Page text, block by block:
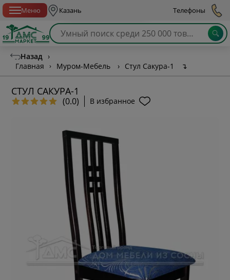
Меню Казань Телефоны
Назад ›
Главная
› Муром-Мебель › Стул Сакура-1 ↴
СТУЛ САКУРА-1
(0.0) В избранное